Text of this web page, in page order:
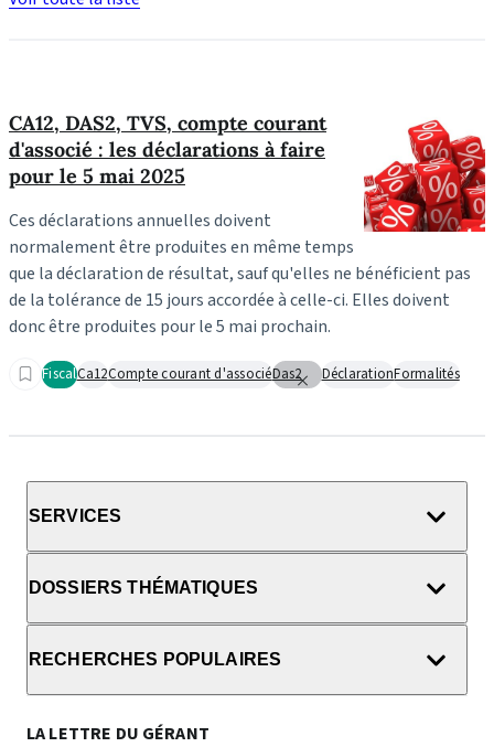
CA12, DAS2, TVS, compte courant
d'associé : les déclarations à faire
pour le 5 mai 2025
Ces déclarations annuelles doivent
normalement être produites en même temps
que la déclaration de résultat, sauf qu'elles ne bénéficient pas
de la tolérance de 15 jours accordée à celle-ci. Elles doivent
donc être produites pour le 5 mai prochain.
FiscalCa12Compte courant d'associéDas2 DéclarationFormalités
SERVICES
DOSSIERS THÉMATIQUES
RECHERCHES POPULAIRES
LA LETTRE DU GÉRANT